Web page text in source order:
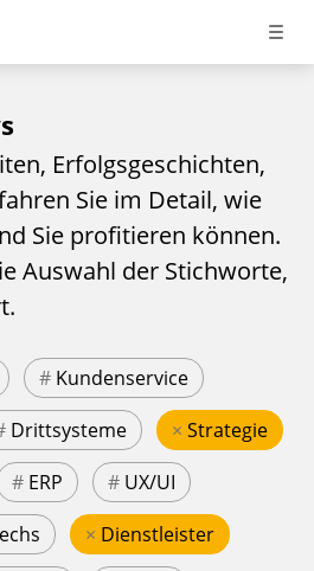
Erfolgsgeschichten,
Sie im Detail, wie
Sie profitieren können.
Auswahl der Stichworte,
# Kundenservice
Drittsysteme × Strategie
# ERP # UX/UI
× Dienstleister